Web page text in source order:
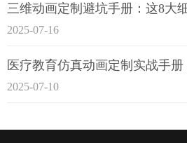
三维动画定制避坑手册：这8大
2025-07-16
2025-07-10